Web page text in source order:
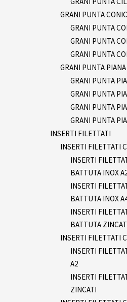
GRANI PUNTA
GRANI PUNTA
GRANI PUNTA
GRANI PUNTA
GRANI PUNTA PIANA
GRANI PUNTA
GRANI PUNTA
GRANI PUNTA
GRANI PUNTA
INSERTI FILETTATI
INSERTI FILETTATI
INSERTI
BATTUTA INOX
INSERTI
BATTUTA INOX
INSERTI
BATTUTA
INSERTI FILETTATI
INSERTI
A2
INSERTI
ZINCATI